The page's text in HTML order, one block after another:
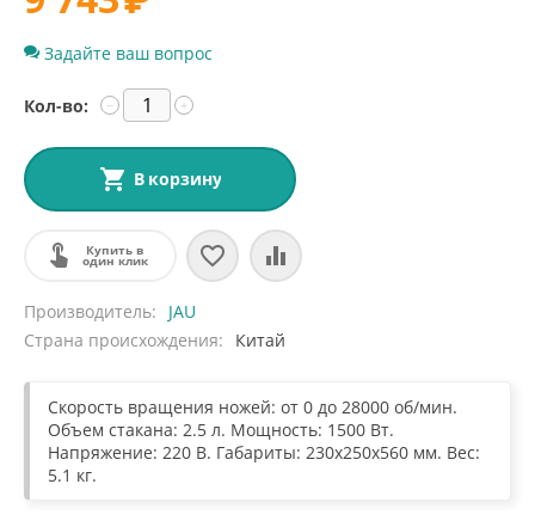
Задайте ваш вопрос
Кол-во: +
−
В корзину
Купить в
один клик
Производитель
JAU
Страна происхождения
Китай
Скорость вращения ножей: от 0 до 28000 об/мин.
Объем стакана: 2.5 л. Мощность: 1500 Вт.
Напряжение: 220 В. Габариты: 230x250x560 мм. Вес:
5.1 кг.